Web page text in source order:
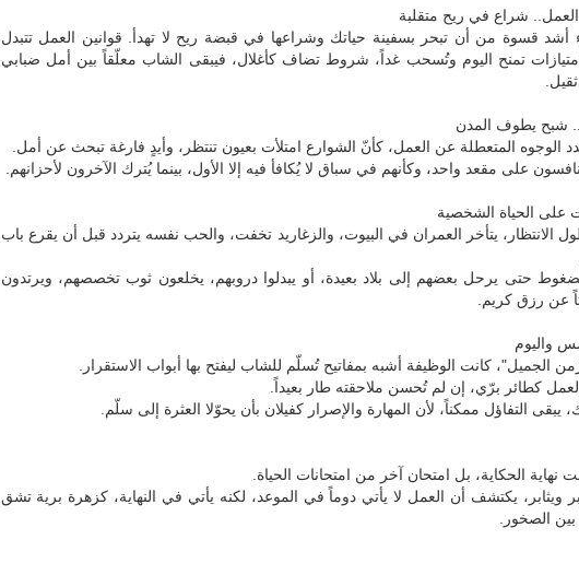
العمل.. شراع في ريح متقلبة
أشد قسوة من أن تبحر بسفينة حياتك وشراعها في قبضة ريح لا تهدأ. قوانين العمل تتبدل
تمنح اليوم وتُسحب غداً، شروط تضاف كأغلال، فيبقى الشاب معلّقاً بين أمل ضبابي
شبح يطوف المدن
الوجوه المتعطلة عن العمل، كأنّ الشوارع امتلأت بعيون تنتظر، وأيدٍ فارغة تبحث عن أمل.
على مقعد واحد، وكأنهم في سباق لا يُكافأ فيه إلا الأول، بينما يُترك الآخرون لأحزانهم.
على الحياة الشخصية
الانتظار، يتأخر العمران في البيوت، والزغاريد تخفت، والحب نفسه يتردد قبل أن يقرع باب
حتى يرحل بعضهم إلى بلاد بعيدة، أو يبدلوا دروبهم، يخلعون ثوب تخصصهم، ويرتدون
عن رزق كريم.
واليوم
الجميل"، كانت الوظيفة أشبه بمفاتيح تُسلّم للشاب ليفتح بها أبواب الاستقرار.
العمل كطائر برّي، إن لم تُحسن ملاحقته طار بعيداً.
يبقى التفاؤل ممكناً، لأن المهارة والإصرار كفيلان بأن يحوّلا العثرة إلى سلّم.
نهاية الحكاية، بل امتحان آخر من امتحانات الحياة.
ويثابر، يكتشف أن العمل لا يأتي دوماً في الموعد، لكنه يأتي في النهاية، كزهرة برية تشق
بين الصخور.